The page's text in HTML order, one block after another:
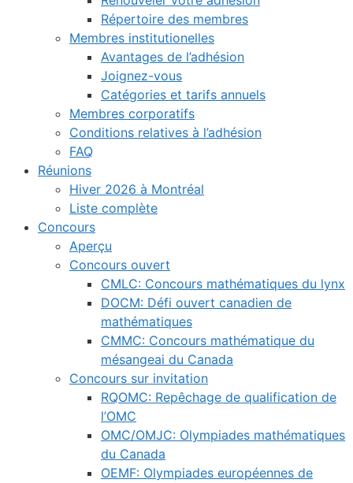
Répertoire des membres
Membres institutionelles
Avantages de l’adhésion
Joignez-vous
Catégories et tarifs annuels
Membres corporatifs
Conditions relatives à l’adhésion
FAQ
Réunions
Hiver 2026 à Montréal
Liste complète
Concours
Aperçu
Concours ouvert
CMLC: Concours mathématiques du lynx
DOCM: Défi ouvert canadien de
mathématiques
CMMC: Concours mathématique du
mésangeai du Canada
Concours sur invitation
RQOMC: Repêchage de qualification de
l’OMC
OMC/OMJC: Olympiades mathématiques
du Canada
OEMF: Olympiades européennes de